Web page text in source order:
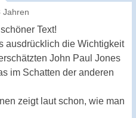
Jahren
Text!
ausdrücklich die Wichtigkeit
John Paul Jones
im Schatten der anderen
zeigt laut schon, wie man